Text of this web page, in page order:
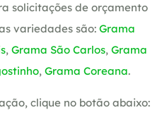
solicitações de orçamento
variedades são: Grama
, Grama São Carlos, Grama
, Grama Coreana.
clique no botão abaixo: